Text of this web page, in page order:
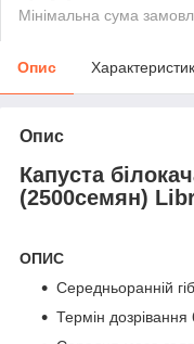
Мінімальна сума
Опис
Опис
Капуста
(2500семян)
ОПИС
Середньоранній
Термін дозрівання